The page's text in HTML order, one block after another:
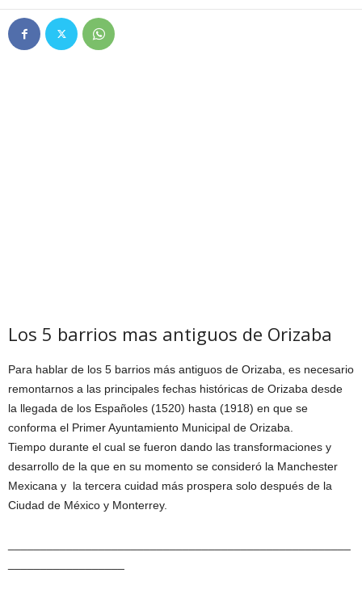
Los 5 barrios mas antiguos de Orizaba
Para hablar de los 5 barrios más antiguos de Orizaba, es necesario
remontarnos a las principales fechas históricas de Orizaba desde
la llegada de los Españoles (1520) hasta (1918) en que se
conforma el Primer Ayuntamiento Municipal de Orizaba.
Tiempo durante el cual se fueron dando las transformaciones y
desarrollo de la que en su momento se consideró la Manchester
Mexicana y la tercera cuidad más prospera solo después de la
Ciudad de México y Monterrey.